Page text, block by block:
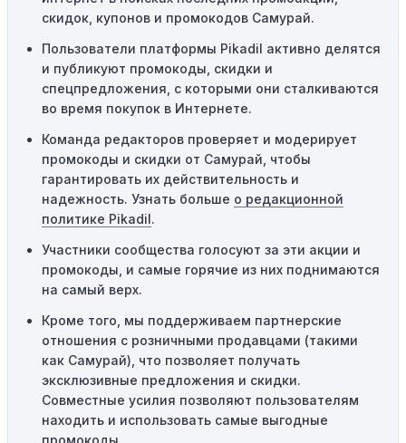
Географические ограничения:Действие некоторых
промокодов может быть ограничено определенными
местами или регионами. Если вы находитесь за
пределами указанного региона, то код не будет
применяться.
предназначены только для однократного
использования. Если код уже был использован кем-то
другим, он не будет действовать повторно.
Технические сбои:
привести к неработоспособности кодов промокодов. В
таких случаях следует обратиться за помощью в
службу поддержки.
скидок, купонов и промокодов Самурай.
Пользователи платформы Pikadil активно делятся
и публикуют промокоды, скидки и
спецпредложения, с которыми они сталкиваются
во время покупок в Интернете.
Команда редакторов проверяет и модерирует
промокоды и скидки от Самурай, чтобы
гарантировать их действительность и
надежность. Узнать больше о редакционной
политике Pikadil.
Участники сообщества голосуют за эти акции и
промокоды, и самые горячие из них поднимаются
на самый верх.
Кроме того, мы поддерживаем партнерские
отношения с розничными продавцами (такими
как Самурай), что позволяет получать
эксклюзивные предложения и скидки.
Совместные усилия позволяют пользователям
находить и использовать самые выгодные
промокоды.